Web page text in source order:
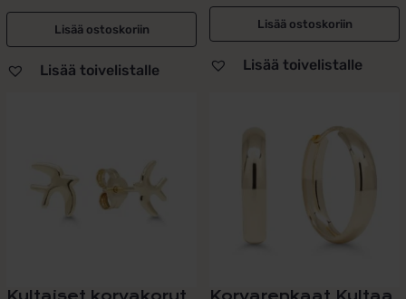
Lisää ostoskoriin
Lisää toivelistalle
Lisää ostoskoriin
Lisää toivelistalle
Kultaiset korvakorut
Korvarenkaat Kultaa